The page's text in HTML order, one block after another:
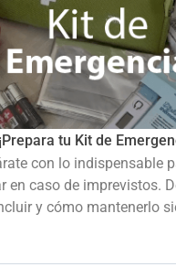
¡Prepara tu Kit de
con lo indispensable
en caso de imprevistos.
y cómo mantenerlo